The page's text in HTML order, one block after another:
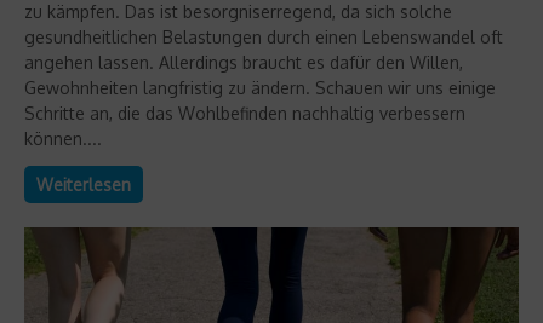
zu kämpfen. Das ist besorgniserregend, da sich solche
gesundheitlichen Belastungen durch einen Lebenswandel oft
angehen lassen. Allerdings braucht es dafür den Willen,
Gewohnheiten langfristig zu ändern. Schauen wir uns einige
Schritte an, die das Wohlbefinden nachhaltig verbessern
können....
Weiterlesen